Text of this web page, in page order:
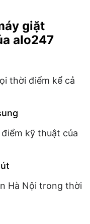
giặt
alo247
thời điểm kể cả
kỹ thuật của
Hà Nội trong thời